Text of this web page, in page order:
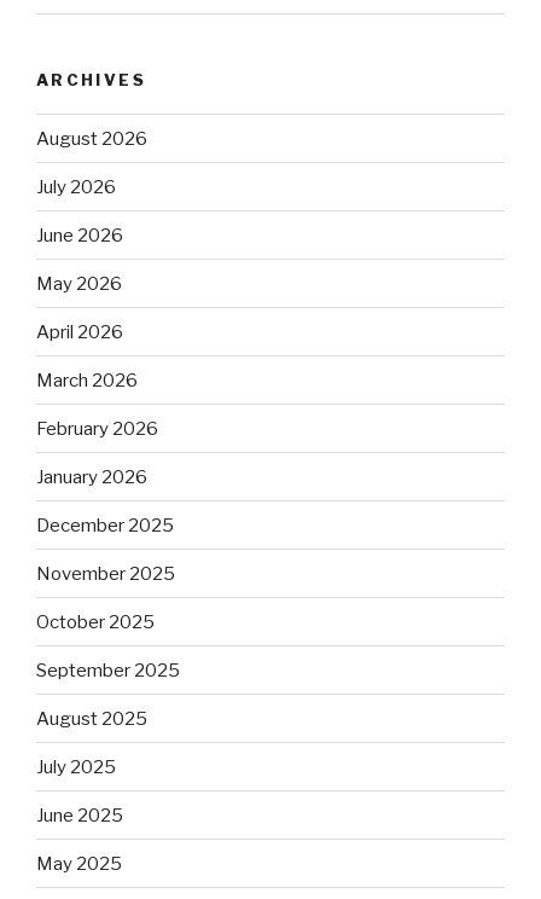
ARCHIVES
August 2026
July 2026
June 2026
May 2026
April 2026
March 2026
February 2026
January 2026
December 2025
November 2025
October 2025
September 2025
August 2025
July 2025
June 2025
May 2025